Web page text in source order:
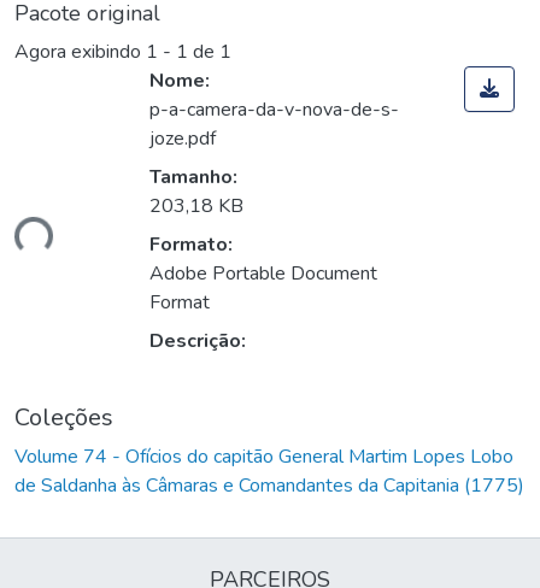
Pacote original
Agora exibindo 1 - 1 de 1
Nome:
p-a-camera-da-v-nova-de-s-
joze.pdf
Tamanho:
203,18 KB
Formato:
Adobe Portable Document
Format
Descrição:
Coleções
Volume 74 - Ofícios do capitão General Martim Lopes Lobo
de Saldanha às Câmaras e Comandantes da Capitania (1775)
PARCEIROS